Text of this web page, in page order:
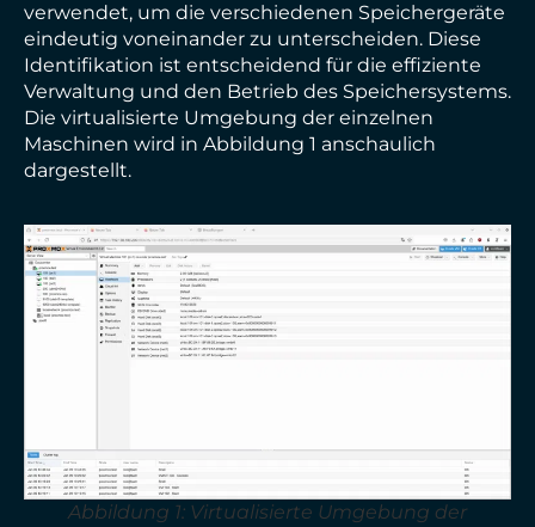
verwendet, um die verschiedenen Speichergeräte
eindeutig voneinander zu unterscheiden. Diese
Identifikation ist entscheidend für die effiziente
Verwaltung und den Betrieb des Speichersystems.
Die virtualisierte Umgebung der einzelnen
Maschinen wird in Abbildung 1 anschaulich
dargestellt.
Abbildung 1: Virtualisierte Umgebung der